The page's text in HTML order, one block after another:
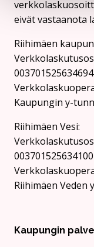
eivät vastaanota
Riihimäen
003701525634694
Kaupungin y-
Rii­hi­mäen Vesi:
003701525634100
Riihimäen Veden
Kaupungin